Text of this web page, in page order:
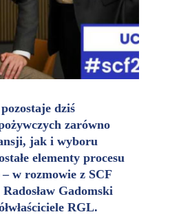
dziś
zarówno
jak i wyboru
elementy procesu
w rozmowie z SCF
Gadomski
RGL.